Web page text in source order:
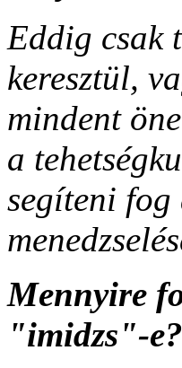
Eddig csak
keresztül,
mindent
a
segíteni fog
Mennyire
"imidzs"-e?